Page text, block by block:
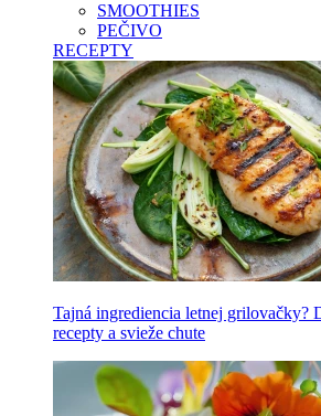
SMOOTHIES
PEČIVO
RECEPTY
Tajná ingrediencia letnej grilovačky?
recepty a svieže chute